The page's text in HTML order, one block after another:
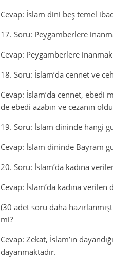
Cevap: İslam dini beş temel
17. Soru: Peygamberlere
Cevap: Peygamberlere
18. Soru: İslam’da cennet ve
Cevap: İslam’da cennet,
de ebedi azabın ve cezanın
19. Soru: İslam dininde hangi
Cevap: İslam dininde Bayram
20. Soru: İslam’da kadına
Cevap: İslam’da kadına verilen
(30 adet soru daha
mi?
Cevap: Zekat, İslam’ın
dayanmaktadır.